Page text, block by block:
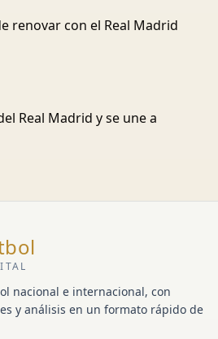
renovar con el Real Madrid
Real Madrid y se une a
nacional e internacional, con
y análisis en un formato rápido de